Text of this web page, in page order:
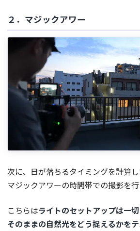
２．マジックアワー
次に、日が落ちるタイミングを計算
マジックアワーの時間帯での撮影を行
こちらはライトのセットアップは一
そのままの自然光をどう捉えるかをテ